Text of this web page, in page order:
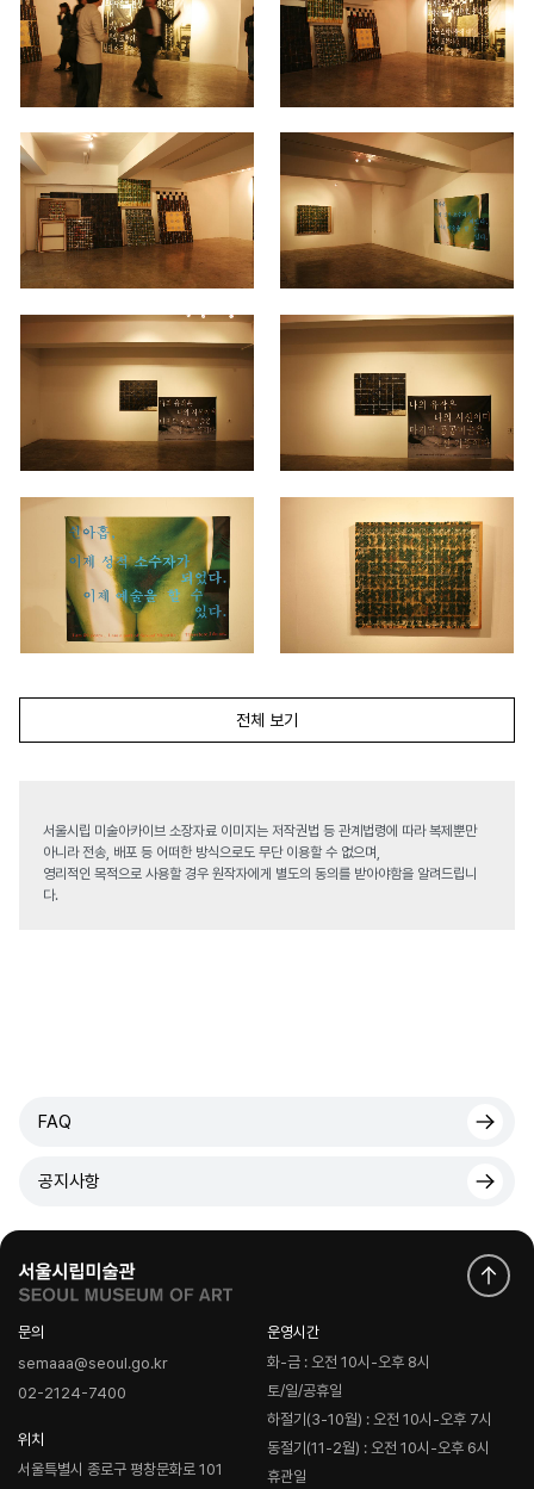
전체 보기
서울시립 미술아카이브 소장자료 이미지는 저작권법 등 관계법령에 따라 복제뿐만
아니라 전송, 배포 등 어떠한 방식으로도 무단 이용할 수 없으며,
영리적인 목적으로 사용할 경우 원작자에게 별도의 동의를 받아야함을 알려드립니
다.
FAQ
공지사항
문의
semaaa@seoul.go.kr
02-2124-7400
위치
서울특별시 종로구 평창문화로 101
운영시간
화-금 : 오전 10시-오후 8시
토/일/공휴일
하절기(3-10월) : 오전 10시-오후 7시
동절기(11-2월) : 오전 10시-오후 6시
휴관일